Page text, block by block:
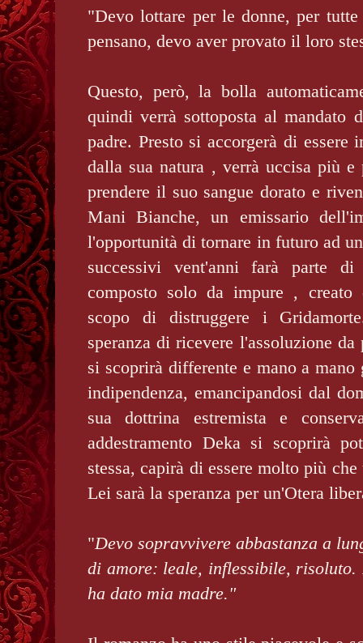
"Devo lottare per le donne, per
pensano, devo aver provato il loro
Questo, però, la bolla
quindi verrà sottoposta al mandato
padre. Presto si accorgerà di essere
dalla sua natura , verrà uccisa più
prendere il suo sangue dorato e
Mani Bianche, un emissario
l'opportunità di tornare in futuro ad
successivi vent'anni farà parte di
composto solo da impure , creato
scopo di distruggere i
speranza di ricevere l'assoluzione
si scoprirà differente e mano a mano
indipendenza, emancipandosi dal
sua dottrina estremista e
addestramento Deka si scoprirà
stessa, capirà di essere molto più
Lei sarà la speranza per un'Otera
"Devo sopravvivere abbastanza a
di amore: leale, inflessibile,
ha dato mia madre."